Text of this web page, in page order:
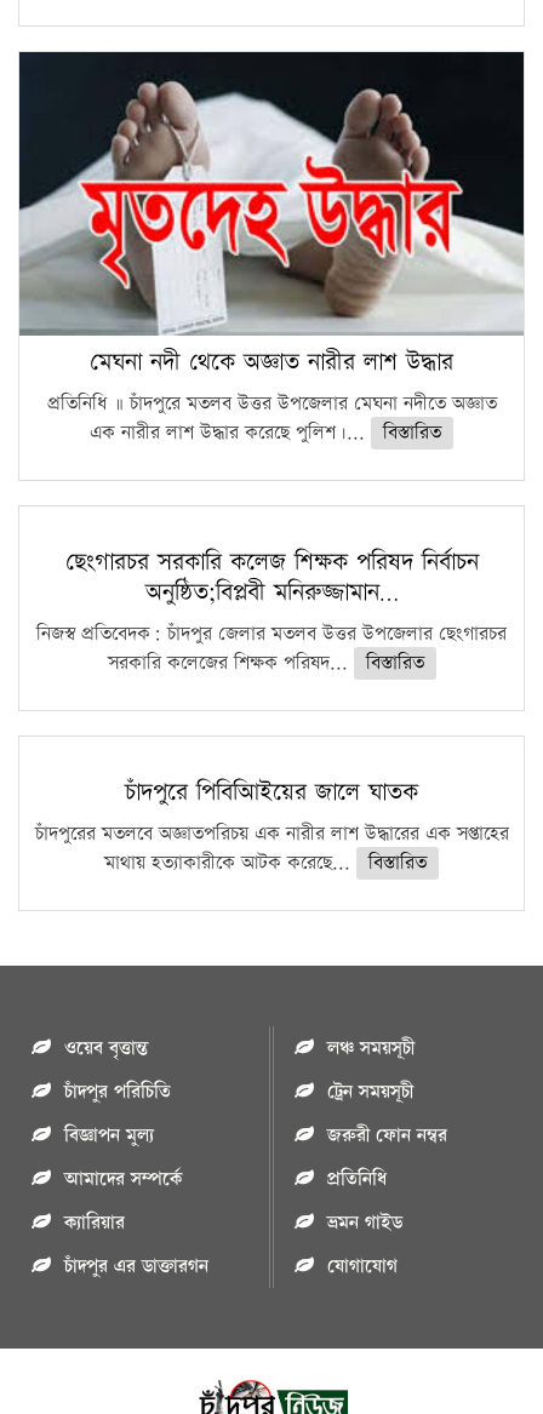
মেঘনা নদী থেকে অজ্ঞাত নারীর লাশ উদ্ধার
প্রতিনিধি ॥ চাঁদপুরে মতলব উত্তর উপজেলার মেঘনা নদীতে অজ্ঞাত
এক নারীর লাশ উদ্ধার করেছে পুলিশ।...
বিস্তারিত
ছেংগারচর সরকারি কলেজ শিক্ষক পরিষদ নির্বাচন
অনুষ্ঠিত;বিপ্লবী মনিরুজ্জামান…
নিজস্ব প্রতিবেদক: চাঁদপুর জেলার মতলব উত্তর উপজেলার ছেংগারচর
সরকারি কলেজের শিক্ষক পরিষদ...
বিস্তারিত
চাঁদপুরে পিবিআিইয়ের জালে ঘাতক
চাঁদপুরের মতলবে অজ্ঞাতপরিচয় এক নারীর লাশ উদ্ধারের এক সপ্তাহের
মাথায় হত্যাকারীকে আটক করেছে...
বিস্তারিত
ওয়েব বৃত্তান্ত
চাঁদপুর পরিচিতি
বিজ্ঞাপন মুল্য
আমাদের সম্পর্কে
ক্যারিয়ার
চাঁদপুর এর ডাক্তারগন
লঞ্চ সময়সূচী
ট্রেন সময়সূচী
জরুরী ফোন নম্বর
প্রতিনিধি
ভ্রমন গাইড
যোগাযোগ